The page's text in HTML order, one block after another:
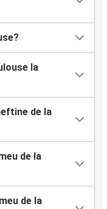
la
de la
de la
de la